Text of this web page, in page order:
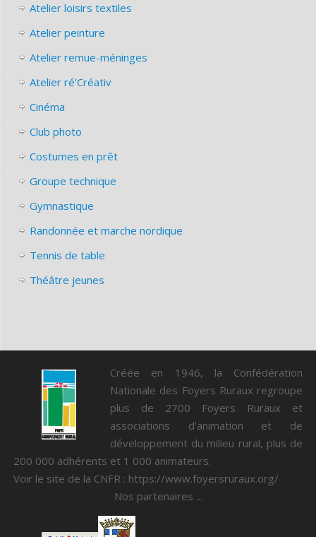
Atelier loisirs textiles
Atelier peinture
Atelier remue-méninges
Atelier ré’Créativ
Cinéma
Club photo
Costumes en prêt
Groupe technique
Gymnastique
Randonnée et marche nordique
Tennis de table
Théâtre jeunes
Créée en 1946, la Confédération
Nationale des Foyers Ruraux regroupe
plus de 2700 Foyers Ruraux et
associations d'animation et de
développement du milieu rural, plus de
200 000 adhérents et 1 000 animateurs.
Voir le site de la CNFR : https://www.foyersruraux.org/
Nos partenaires ...